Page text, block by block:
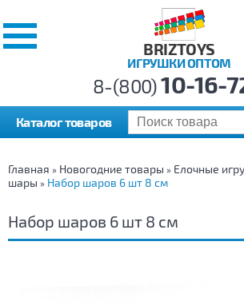
BRIZTOYS
ИГРУШКИ ОПТОМ
8-(800)10-16-
Каталог товаров
Главная » Новогодние товары » Елочные
шары » Набор шаров 6 шт 8 см
Набор шаров 6 шт 8 см